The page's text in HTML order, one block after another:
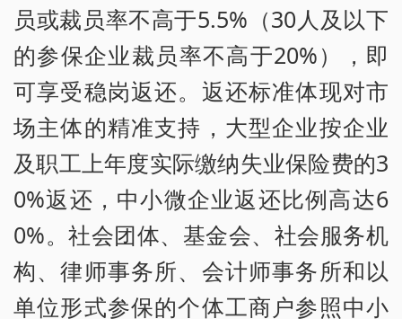
员或裁员率不高于5.5%（30人及以下
的参保企业裁员率不高于20%），即
可享受稳岗返还。返还标准体现对市
场主体的精准支持，大型企业按企业
及职工上年度实际缴纳失业保险费的3
0%返还，中小微企业返还比例高达6
0%。社会团体、基金会、社会服务机
构、律师事务所、会计师事务所和以
单位形式参保的个体工商户参照中小